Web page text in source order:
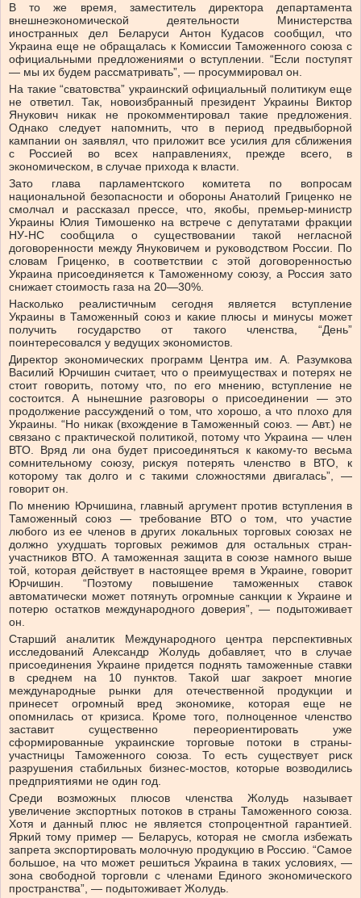
В то же время, заместитель директора департамента
внешнеэкономической деятельности Министерства
иностранных дел Беларуси Антон Кудасов сообщил, что
Украина еще не обращалась к Комиссии Таможенного союза с
официальными предложениями о вступлении. “Если поступят
— мы их будем рассматривать”, — просуммировал он.
На такие “сватовства” украинский официальный политикум еще
не ответил. Так, новоизбранный президент Украины Виктор
Янукович никак не прокомментировал такие предложения.
Однако следует напомнить, что в период предвыборной
кампании он заявлял, что приложит все усилия для сближения
с Россией во всех направлениях, прежде всего, в
экономическом, в случае прихода к власти.
Зато глава парламентского комитета по вопросам
национальной безопасности и обороны Анатолий Гриценко не
смолчал и рассказал прессе, что, якобы, премьер-министр
Украины Юлия Тимошенко на встрече с депутатами фракции
НУ-НС сообщила о существовании такой негласной
договоренности между Януковичем и руководством России. По
словам Гриценко, в соответствии с этой договоренностью
Украина присоединяется к Таможенному союзу, а Россия зато
снижает стоимость газа на 20—30%.
Насколько реалистичным сегодня является вступление
Украины в Таможенный союз и какие плюсы и минусы может
получить государство от такого членства, “День”
поинтересовался у ведущих экономистов.
Директор экономических программ Центра им. А. Разумкова
Василий Юрчишин считает, что о преимуществах и потерях не
стоит говорить, потому что, по его мнению, вступление не
состоится. А нынешние разговоры о присоединении — это
продолжение рассуждений о том, что хорошо, а что плохо для
Украины. “Но никак (вхождение в Таможенный союз. — Авт.) не
связано с практической политикой, потому что Украина — член
ВТО. Вряд ли она будет присоединяться к какому-то весьма
сомнительному союзу, рискуя потерять членство в ВТО, к
которому так долго и с такими сложностями двигалась”, —
говорит он.
По мнению Юрчишина, главный аргумент против вступления в
Таможенный союз — требование ВТО о том, что участие
любого из ее членов в других локальных торговых союзах не
должно ухудшать торговых режимов для остальных стран-
участников ВТО. А таможенная защита в союзе намного выше
той, которая действует в настоящее время в Украине, говорит
Юрчишин. “Поэтому повышение таможенных ставок
автоматически может потянуть огромные санкции к Украине и
потерю остатков международного доверия”, — подытоживает
он.
Старший аналитик Международного центра перспективных
исследований Александр Жолудь добавляет, что в случае
присоединения Украине придется поднять таможенные ставки
в среднем на 10 пунктов. Такой шаг закроет многие
международные рынки для отечественной продукции и
принесет огромный вред экономике, которая еще не
опомнилась от кризиса. Кроме того, полноценное членство
заставит существенно переориентировать уже
сформированные украинские торговые потоки в страны-
участницы Таможенного союза. То есть существует риск
разрушения стабильных бизнес-мостов, которые возводились
предприятиями не один год.
Среди возможных плюсов членства Жолудь называет
увеличение экспортных потоков в страны Таможенного союза.
Хотя и данный плюс не является стопроцентной гарантией.
Яркий тому пример — Беларусь, которая не смогла избежать
запрета экспортировать молочную продукцию в Россию. “Самое
большое, на что может решиться Украина в таких условиях, —
зона свободной торговли с членами Единого экономического
пространства”, — подытоживает Жолудь.